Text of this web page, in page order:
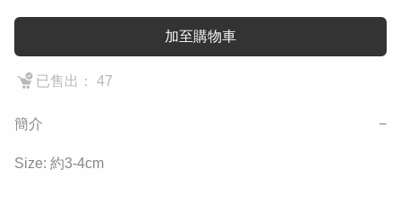
加至購物車
已售出： 47
簡介 −
Size: 約3-4cm